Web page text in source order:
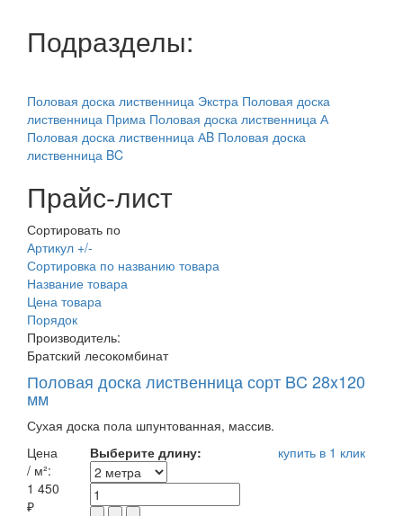
Подразделы:
Половая доска лиственница Экстра Половая доска
лиственница Прима Половая доска лиственница А
Половая доска лиственница АB Половая доска
лиственница BC
Прайс-лист
Сортировать по
Артикул +/-
Сортировка по названию товара
Название товара
Цена товара
Порядок
Производитель:
Братский лесокомбинат
Половая доска лиственница сорт BC 28x120
мм
Сухая доска пола шпунтованная, массив.
Цена
/ м²:
1 450
₽
Выберите длину: купить в 1 клик